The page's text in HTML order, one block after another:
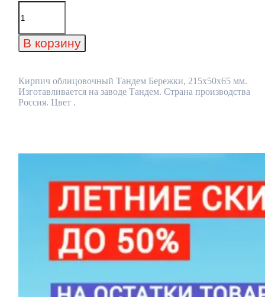
Количество
товара
облицовочный
Тандем
мм
В корзину
Кирпич облицовочный Тандем Бережки, 215x50x65 мм.
Изготавливается на заводе Тандем. Страна производства
Россия. Цвет .